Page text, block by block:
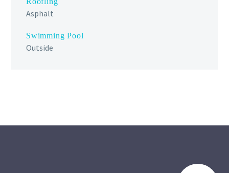
Asphalt
Swimming Pool
Outside